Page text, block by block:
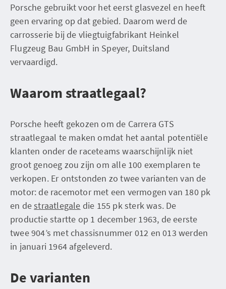
Porsche gebruikt voor het eerst glasvezel en heeft
geen ervaring op dat gebied. Daarom werd de
carrosserie bij de vliegtuigfabrikant Heinkel
Flugzeug Bau GmbH in Speyer, Duitsland
vervaardigd.
Waarom straatlegaal?
Porsche heeft gekozen om de Carrera GTS
straatlegaal te maken omdat het aantal potentiële
klanten onder de raceteams waarschijnlijk niet
groot genoeg zou zijn om alle 100 exemplaren te
verkopen. Er ontstonden zo twee varianten van de
motor: de racemotor met een vermogen van 180 pk
en destraatlegale die 155 pk sterk was. De
productie startte op 1 december 1963, de eerste
twee 904’s met chassisnummer 012 en 013 werden
in januari 1964 afgeleverd.
De varianten